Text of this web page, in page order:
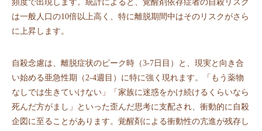
頻度で出現します。統計によると、覚醒剤依存症者の自殺リスク
は一般人口の10倍以上高く、特に離脱期間中はそのリスクがさら
に上昇します。
自殺念慮は、離脱症状のピーク時（3-7日目）と、現実と向き合
い始める亜急性期（2-4週目）に特に強く現れます。「もう薬物
なしでは生きていけない」「家族に迷惑をかけ続けるくらいなら
死んだ方がまし」といった歪んだ思考に支配され、衝動的に自殺
企図に至ることがあります。覚醒剤による衝動性の亢進が残存し